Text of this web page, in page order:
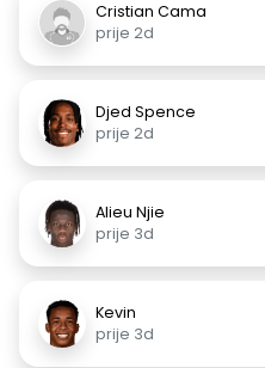
Cristian Cama
prije 2d
Djed Spence
prije 2d
Alieu Njie
prije 3d
Kevin
prije 3d